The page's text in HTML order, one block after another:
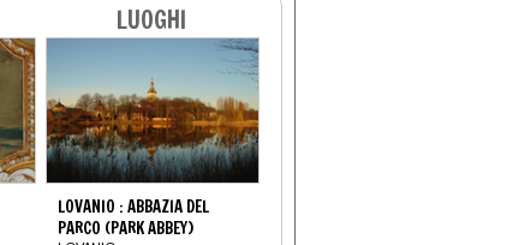
LUOGHI
LOVANIO : ABBAZIA DEL
PARCO (PARK ABBEY)